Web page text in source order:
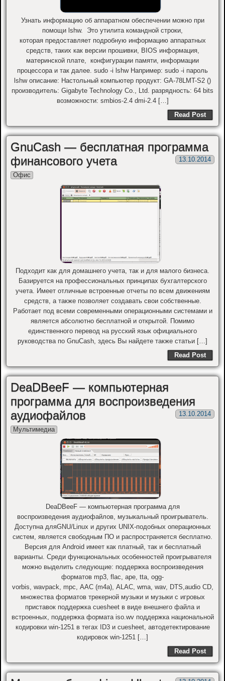
Узнать информацию об аппаратном обеспечении можно при
помощи lshw. Это утилита командной строки,
которая предоставляет подробную информацию аппаратных
средств, таких как версии прошивки, BIOS информация,
материнской плате, конфигурации памяти, информации
процессора и так далее. sudo -i lshw Например: sudo -i пароль
lshw описание: Настольный компьютер продукт: GA-78LMT-S2 ()
производитель: Gigabyte Technology Co., Ltd. разрядность: 64 bits
возможности: smbios-2.4 dmi-2.4 […]
Read Post
GnuCash — бесплатная программа
финансового учета
13.10.2014
Офис
Подходит как для домашнего учета, так и для малого бизнеса.
Базируется на профессиональных принципах бухгалтерского
учета. Имеет отличные встроенные отчеты по всем движениям
средств, а также позволяет создавать свои собственные.
Работает под всеми современными операционными системами и
является абсолютно бесплатной и открытой. Помимо
единственного перевод на русский язык официального
руководства по GnuCash, здесь Вы найдете также статьи […]
Read Post
DeaDBeeF — компьютерная
программа для воспроизведения
аудиофайлов
13.10.2014
Мультимедиа
DeaDBeeF — компьютерная программа для
воспроизведения аудиофайлов, музыкальный проигрыватель.
Доступна дляGNU/Linux и других UNIX-подобных операционных
систем, является свободным ПО и распространяется бесплатно.
Версия для Android имеет как платный, так и бесплатный
варианты. Среди функциональных особенностей проигрывателя
можно выделить следующие: поддержка воспроизведения
форматов mp3, flac, ape, tta, ogg-
vorbis, wavpack, mpc, AAC (m4a), ALAC, wma, wav, DTS,audio CD,
множества форматов трекерной музыки и музыки с игровых
приставок поддержка cuesheet в виде внешнего файла и
встроенных, поддержка формата iso.wv поддержка национальной
кодировки win-1251 в тегах ID3 и cuesheet, автодетектирование
кодировок win-1251 […]
Read Post